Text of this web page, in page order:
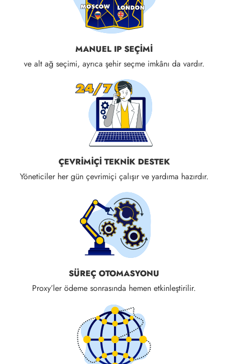
MANUEL IP SEÇIMI
ve alt ağ seçimi, ayrıca şehir seçme imkânı da vardır.
ÇEVRIMIÇI TEKNIK DESTEK
Yöneticiler her gün çevrimiçi çalışır ve yardıma hazırdır.
SÜREÇ OTOMASYONU
Proxy’ler ödeme sonrasında hemen etkinleştirilir.